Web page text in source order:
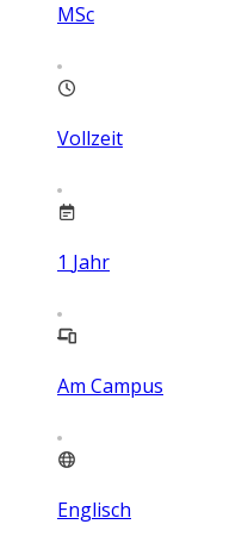
MSc
Vollzeit
1 Jahr
Am Campus
Englisch